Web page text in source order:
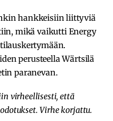
hankkeisiin liittyviä
mikä vaikutti Energy
perusteella Wärtsilä
paranevan.
virheellisesti, että
Virhe korjattu.